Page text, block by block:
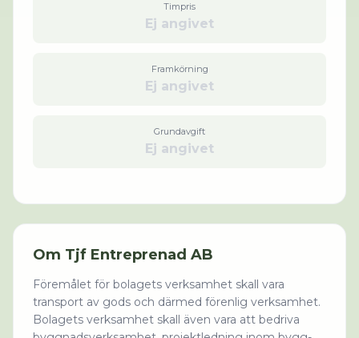
Timpris
Ej angivet
Framkörning
Ej angivet
Grundavgift
Ej angivet
Om Tjf Entreprenad AB
Föremålet för bolagets verksamhet skall vara
transport av gods och därmed förenlig verksamhet.
Bolagets verksamhet skall även vara att bedriva